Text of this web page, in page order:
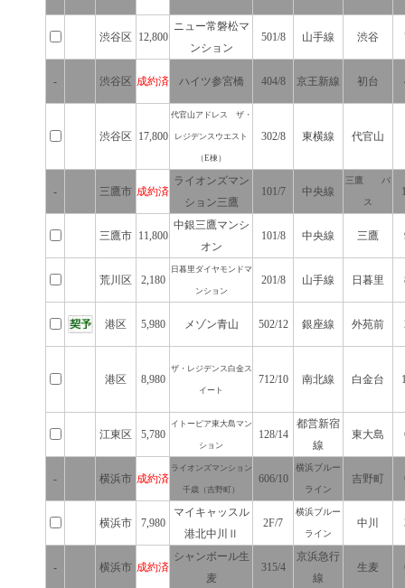
渋谷区 12,800
ニュー常磐松マ
ンション
501/8 山手線 渋谷
- 渋谷区 成約済 ハイツ参宮橋 404/8 京王新線 初台
渋谷区 17,800
代官山アドレス ザ・
レジデンスウエスト
（E棟）
302/8 東横線 代官山
- 三鷹市 成約済
ライオンズマン
ション三鷹
101/7 中央線
三鷹 バ
ス
三鷹市 11,800
中銀三鷹マンシ
オン
101/8 中央線 三鷹
荒川区 2,180
日暮里ダイヤモンドマ
ンション
201/8 山手線 日暮里
港区 5,980 メゾン青山 502/12 銀座線 外苑前
港区 8,980
ザ・レジデンス白金ス
イート
712/10 南北線 白金台
江東区 5,780
イトーピア東大島マン
ション
128/14
都営新宿
線
東大島
- 横浜市 成約済
ライオンズマンション
千歳（吉野町）
606/10
横浜ブルー
ライン
吉野町
横浜市 7,980
マイキャッスル
港北中川Ⅱ
2F/7
横浜ブルー
ライン
中川
- 横浜市 成約済
シャンボール生
麦
315/4
京浜急行
線
生麦